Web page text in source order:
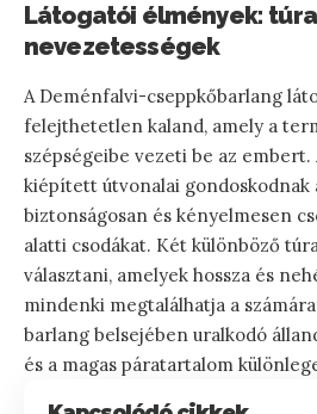
Látogatói élmények:
nevezetességek
A Deménfalvi-cseppkőbarlang
felejthetetlen kaland, amely a
szépségeibe vezeti be az
kiépített útvonalai gondoskodnak
biztonságosan és kényelmesen
alatti csodákat. Két különböző
választani, amelyek hossza és
mindenki megtalálhatja a
barlang belsejében uralkodó
és a magas páratartalom